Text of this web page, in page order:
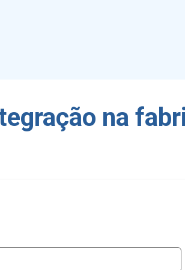
na